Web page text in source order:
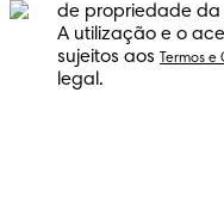
de propriedade da
A utilização e o
sujeitos aos
Termos
legal.